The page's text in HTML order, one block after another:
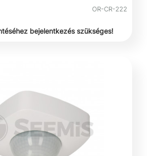
OR-CR-222
bejelentkezés szükséges!